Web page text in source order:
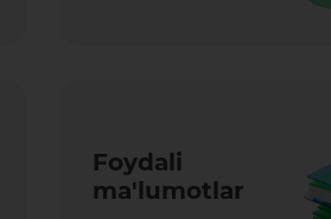
Foydali
ma'lumotlar